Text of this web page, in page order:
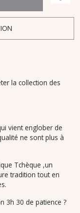
la collection des
vient englober de
ne sont plus à
Tchèque ,un
tradition tout en
3h 30 de patience ?